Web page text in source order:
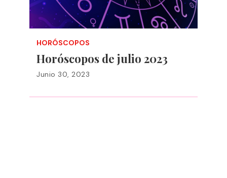
HORÓSCOPOS
Horóscopos de julio 2023
Junio 30, 2023